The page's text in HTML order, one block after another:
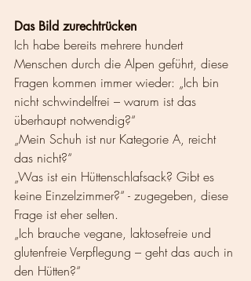
Das Bild zurechtrücken
Ich habe bereits mehrere hundert
Menschen durch die Alpen geführt, diese
Fragen kommen immer wieder: „Ich bin
nicht schwindelfrei – warum ist das
überhaupt notwendig?“
„Mein Schuh ist nur Kategorie A, reicht
das nicht?“
„Was ist ein Hüttenschlafsack? Gibt es
keine Einzelzimmer?“ - zugegeben, diese
Frage ist eher selten.
„Ich brauche vegane, laktosefreie und
glutenfreie Verpflegung – geht das auch in
den Hütten?“